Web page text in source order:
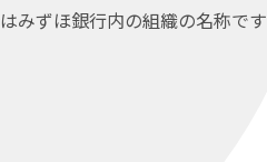
みずほ銀行内の組織の名称です